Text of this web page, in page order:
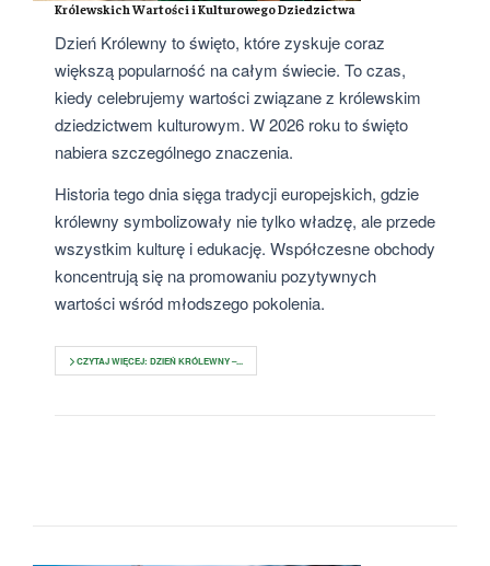
Królewskich Wartości i Kulturowego Dziedzictwa
Dzień Królewny to święto, które zyskuje coraz
większą popularność na całym świecie. To czas,
kiedy celebrujemy wartości związane z królewskim
dziedzictwem kulturowym. W 2026 roku to święto
nabiera szczególnego znaczenia.
Historia tego dnia sięga tradycji europejskich, gdzie
królewny symbolizowały nie tylko władzę, ale przede
wszystkim kulturę i edukację. Współczesne obchody
koncentrują się na promowaniu pozytywnych
wartości wśród młodszego pokolenia.
CZYTAJ WIĘCEJ: DZIEŃ KRÓLEWNY –...